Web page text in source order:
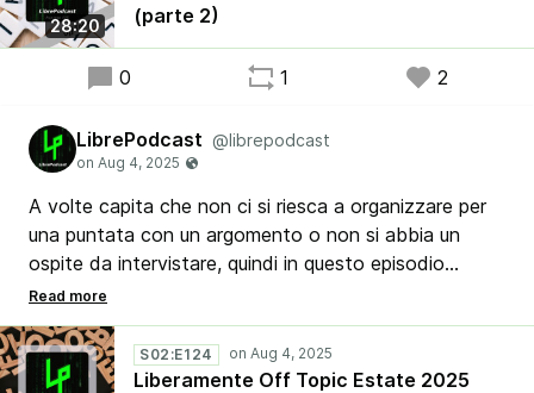
28:20
(parte 2)
0 1 2
LibrePodcast @librepodcast
A volte capita che non ci si riesca a organizzare per
una puntata con un argomento o non si abbia un
ospite da intervistare, quindi in questo episodio
Stefano, Ribby e Luca chiacchierano del più e del
meno su vari temi più o meno digitali, ma sicuramente
in libertà… insomma, una di quelle puntate giuste per i
periodi di vacanze estive.
S02:E124
Liberamente Off Topic Estate 2025